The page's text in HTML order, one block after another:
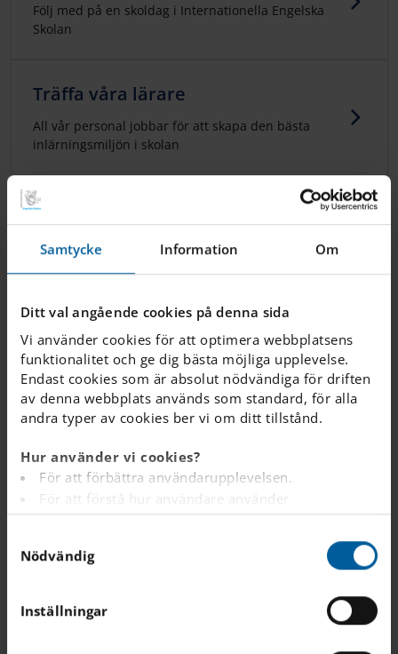
Samtycke Information Om
Ditt val angående cookies på denna sida
Vi använder cookies för att optimera webbplatsens
funktionalitet och ge dig bästa möjliga upplevelse.
Endast cookies som är absolut nödvändiga för driften
av denna webbplats används som standard, för alla
andra typer av cookies ber vi om ditt tillstånd.
Hur använder vi cookies?
För att förbättra användarupplevelsen.
För att förstå hur användare använder
webbplatsen.
Analys av webbplatsen i marknadsförings- och
reklamsyfte.
webbplatser baserat på dina intressen.
För att spåra om en besökare är inloggad eller inte.
Nödvändig
Inställningar
Följ med på en skoldag i Internationella Engelska
Skolan
Träffa våra lärare
All vår personal jobbar för att skapa den bästa
inlärningsmiljön i skolan
Bibliotek
Vårt bibliotek är en välkomnande och lugn plats
dit eleverna kan komma för att läsa, studera eller
göra sina läxor.
Junior Club
Vi ta hand om eleverna utanför skoldagen.
En näringsrik och hälsosam lunch är en viktig
förutsättning för att eleverna ska få en bra och
Vår elevhälsa arbetar för att främja elevers
lärande, utveckling och hälsa och förebygga